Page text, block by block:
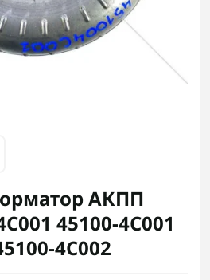
АКПП
45100-4C001
4C002